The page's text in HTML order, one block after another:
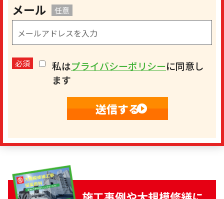
メール 任意
必須 私はプライバシーポリシーに同意し
ます